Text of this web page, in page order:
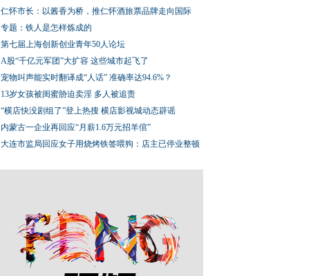
仁怀市长：以酱香为桥，推仁怀酒旅票品牌走向国际
专题：铁人是怎样炼成的
第七届上海创新创业青年50人论坛
A股“千亿元军团”大扩容 这些城市起飞了
宠物叫声能实时翻译成“人话” 准确率达94.6%？
13岁女孩被闺蜜胁迫卖淫 多人被追责
“横店快没剧组了”登上热搜 横店影视城动态辟谣
内蒙古一企业再回应“月薪1.6万元招羊倌”
大连市监局回应女子用烧烤铁签喂狗：店主已停业整顿